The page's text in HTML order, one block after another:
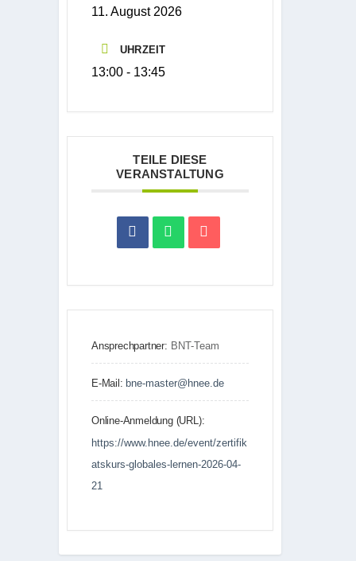
11. August 2026
UHRZEIT
13:00 - 13:45
TEILE DIESE
VERANSTALTUNG
Ansprechpartner: BNT-Team
E-Mail: bne-master@hnee.de
Online-Anmeldung (URL):
https://www.hnee.de/event/zertifik
atskurs-globales-lernen-2026-04-
21